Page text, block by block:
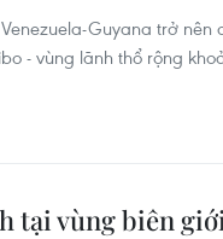
Guyana trở
- vùng lãnh thổ rộng
tại vùng biên